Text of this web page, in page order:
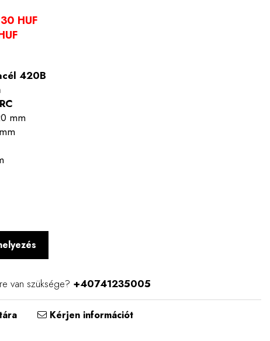
HUF
420B
mm
van szüksége? +40741235005
Kérjen információt